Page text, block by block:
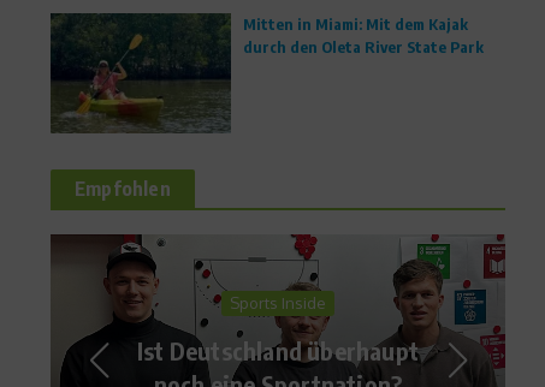
Mitten in Miami: Mit dem Kajak
durch den Oleta River State Park
Empfohlen
Sports Inside
Ist Deutschland überhaupt